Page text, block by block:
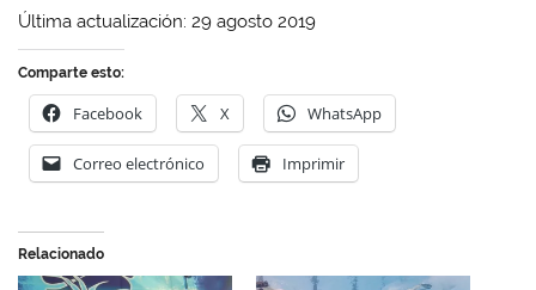
Última actualización: 29 agosto 2019
Comparte esto:
Facebook X WhatsApp
Correo electrónico Imprimir
Relacionado